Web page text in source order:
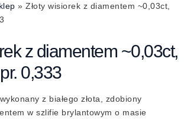
» Złoty wisiorek z diamentem ~0,03ct,
z diamentem ~0,03ct,
pr. 0,333
z białego złota, zdobiony
w szlifie brylantowym o masie